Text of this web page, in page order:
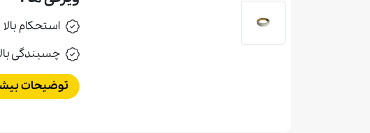
استحكام بالا
چسبندگی
توضیحات